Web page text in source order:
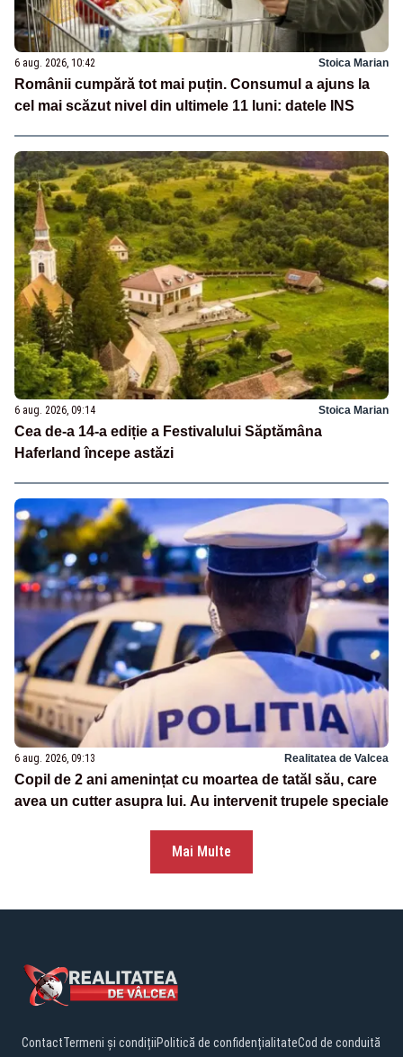
6 aug. 2026, 10:42 Stoica Marian
Românii cumpără tot mai puțin. Consumul a ajuns la
cel mai scăzut nivel din ultimele 11 luni: datele INS
6 aug. 2026, 09:14 Stoica Marian
Cea de-a 14-a ediție a Festivalului Săptămâna
Haferland începe astăzi
6 aug. 2026, 09:13 Realitatea de Valcea
Copil de 2 ani amenințat cu moartea de tatăl său, care
avea un cutter asupra lui. Au intervenit trupele speciale
Mai Multe
ContactTermeni și condițiiPolitică de confidențialitateCod de conduită